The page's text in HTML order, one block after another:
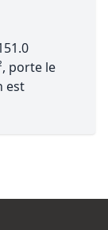
porte le
est